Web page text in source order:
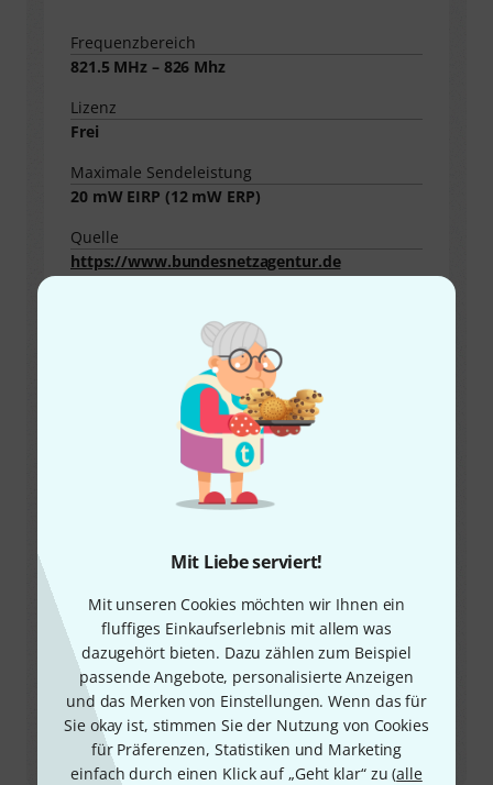
Mit Liebe serviert!
Mit unseren Cookies möchten wir Ihnen ein
fluffiges Einkaufserlebnis mit allem was
dazugehört bieten. Dazu zählen zum Beispiel
passende Angebote, personalisierte Anzeigen
und das Merken von Einstellungen. Wenn das für
Sie okay ist, stimmen Sie der Nutzung von Cookies
für Präferenzen, Statistiken und Marketing
einfach durch einen Klick auf „Geht klar“ zu (alle
Frequenzbereich
821.5 MHz – 826 Mhz
Lizenz
Frei
Maximale Sendeleistung
20mW EIRP (12mW ERP)
Quelle
https://www.bundesnetzagentur.de
Für den PMSE Gebrauch.
Frequenzbereich
826 MHz – 832 Mhz
https://www.bundesnetzagentur.de
Anmerkungen
Für den PMSE Gebrauch.
Alle Angaben ohne Gewähr!